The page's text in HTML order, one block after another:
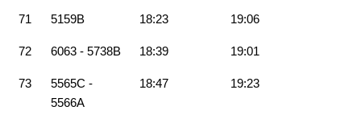
71 5159B 18:23 19:06
72 6063 - 5738B 18:39 19:01
73
5565C -
5566A
18:47 19:23